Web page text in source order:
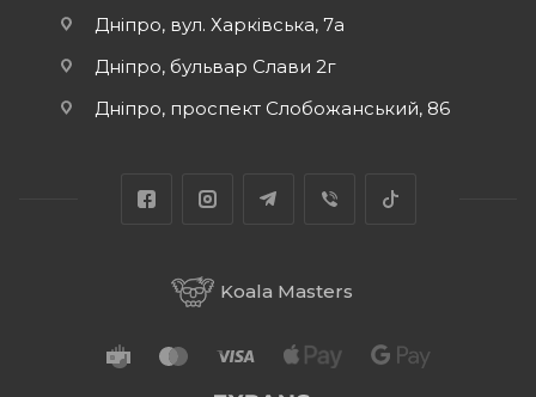
Дніпро, вул. Харківська, 7а
Дніпро, бульвар Слави 2г
Дніпро, проспект Слобожанський, 86
Koala Masters